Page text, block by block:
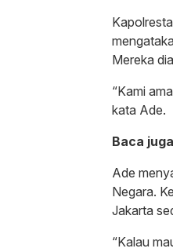
Mereka
“Kami
kata Ade.
Baca
Ade
Negara.
Jakarta
“Kalau